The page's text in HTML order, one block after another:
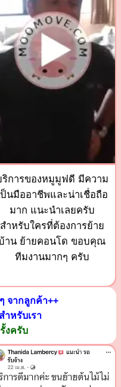
ริการของหมูมูฟดี มีความ
ป็นมืออาชีพและน่าเชื่อถือ
มาก แนะนำเลยครับ
สำหรับใครที่ต้องการย้าย
าน ย้ายคอนโด ขอบคุณ
ทีมงานมากๆ ครับ
จากลูกค้า++
หรับเรา
งครับ